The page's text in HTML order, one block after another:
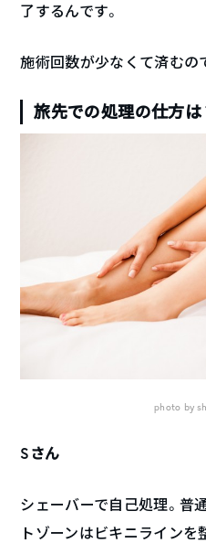
了するんです。
施術回数が少なくて済むの
旅先での処理の仕方は
photo by
Sさん
シェーバーで自己処理。普
トゾーンはビキニラインを